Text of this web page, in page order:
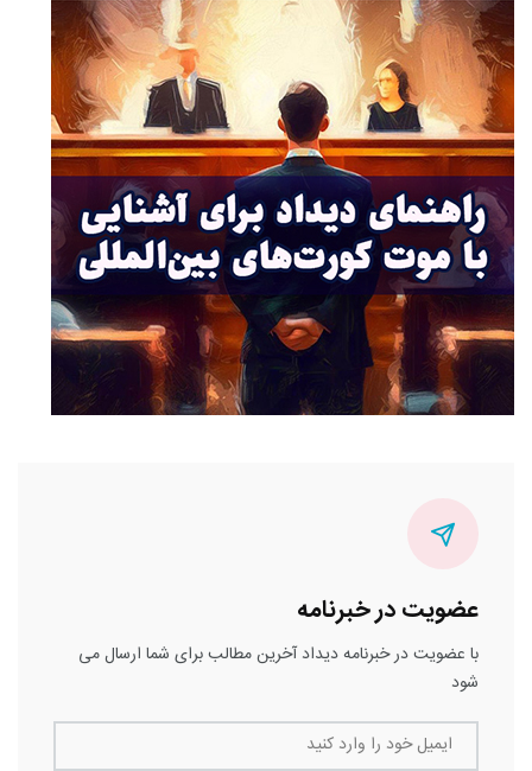
عضویت در خبرنامه
با عضویت در خبرنامه دیداد آخرین مطالب برای شما ارسال می
شود
ایمیل خود را وارد کنید